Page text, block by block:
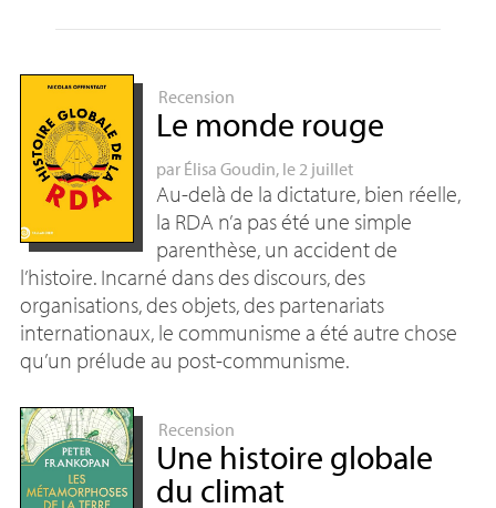
Recension
Le monde rouge
par Élisa Goudin, le 2 juillet
Au-delà de la dictature, bien réelle,
la RDA n’a pas été une simple
parenthèse, un accident de
l’histoire. Incarné dans des discours, des
organisations, des objets, des partenariats
internationaux, le communisme a été autre chose
qu’un prélude au post-communisme.
Recension
Une histoire globale
du climat